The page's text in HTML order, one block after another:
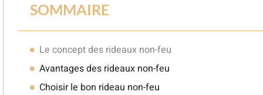
SOMMAIRE
Le concept des rideaux non-feu
Avantages des rideaux non-feu
Choisir le bon rideau non-feu